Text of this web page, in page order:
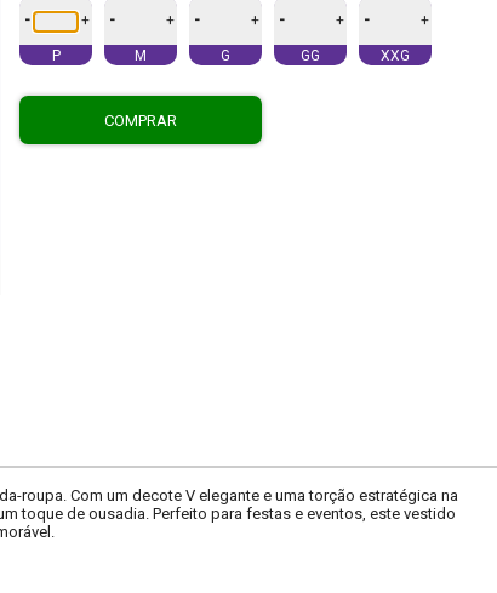
- +
P
- +
M
- +
G
- +
GG
- +
XXG
COMPRAR
roupa. Com um decote V elegante e uma torção estratégica na
toque de ousadia. Perfeito para festas e eventos, este vestido